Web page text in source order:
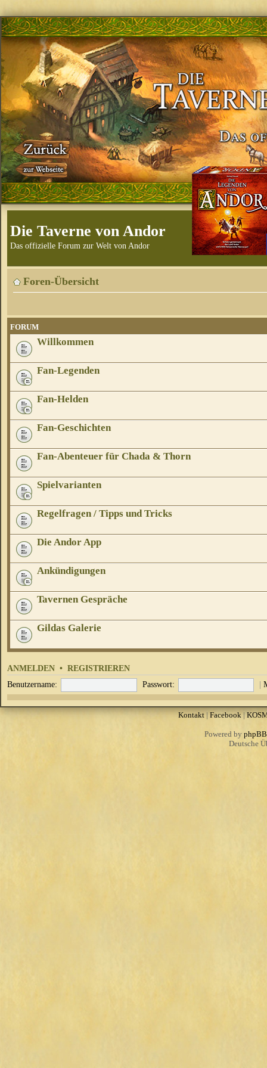
Die Taverne von Andor
Das offizielle Forum zur Welt von Andor
Foren-Übersicht
FORUM
Willkommen
Fan-Legenden
Fan-Helden
Fan-Geschichten
Fan-Abenteuer für Chada & Thorn
Spielvarianten
Regelfragen / Tipps und Tricks
Die Andor App
Ankündigungen
Tavernen Gespräche
Gildas Galerie
ANMELDEN • REGISTRIEREN
Benutzername: Passwort: |
Kontakt| Facebook|
Powered by phpBB
Deutsche